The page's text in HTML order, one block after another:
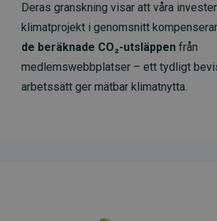
Deras granskning visar att våra
klimatprojekt i genomsnitt
de beräknade CO₂-utsläppen från
medlemswebbplatser – ett tydligt
arbetssätt ger mätbar klimatnytta.